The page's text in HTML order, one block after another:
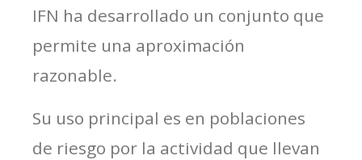
IFN ha desarrollado un conjunto que
permite una aproximación
razonable.
Su uso principal es en poblaciones
de riesgo por la actividad que llevan